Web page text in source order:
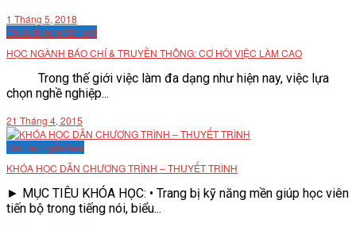
1 Tháng 5, 2018
Chưa được phân loại
HỌC NGÀNH BÁO CHÍ & TRUYỀN THÔNG: CƠ HỘI VIỆC LÀM CAO
Trong thế giới việc làm đa dạng như hiện nay, việc lựa
chọn nghề nghiệp...
21 Tháng 4, 2015
Đào tạo ngắn hạn
KHÓA HỌC DẪN CHƯƠNG TRÌNH – THUYẾT TRÌNH
► MỤC TIÊU KHÓA HỌC: • Trang bị kỹ năng mền giúp học viên
tiến bộ trong tiếng nói, biểu...